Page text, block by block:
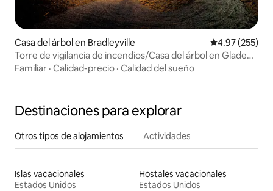
Casa del árbol en Bradleyville Calificación
4.97 (255)
Torre de vigilancia de incendios/Casa del árbol en Glade
Top
Familiar · Calidad-precio · Calidad del sueño
Destinaciones para explorar
Otros tipos de alojamientos Actividades
Islas vacacionales
Estados Unidos
Hostales vacacionales
Estados Unidos